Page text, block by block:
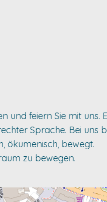
und feiern Sie mit uns.
Sprache. Bei uns
ökumenisch, bewegt.
zu bewegen.